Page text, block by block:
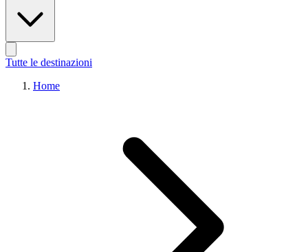
Tutte le destinazioni
Home